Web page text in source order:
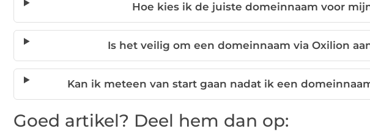
Hoe kies ik de juiste domeinnaam voor
Is het veilig om een domeinnaam via Oxilion
Kan ik meteen van start gaan nadat ik een
Goed artikel? Deel hem dan op: